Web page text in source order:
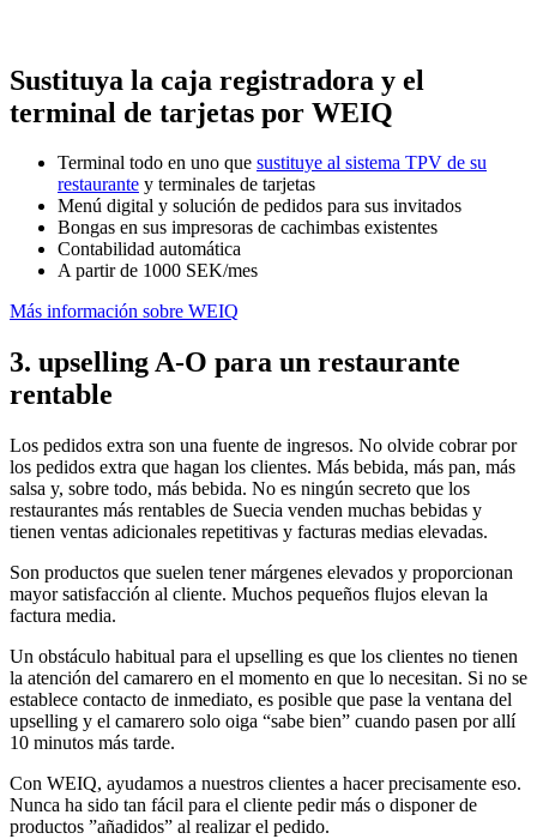
Sustituya la caja registradora y el
terminal de tarjetas por WEIQ
Terminal todo en uno que sustituye al sistema TPV de su
restaurante y terminales de tarjetas
Menú digital y solución de pedidos para sus invitados
Bongas en sus impresoras de cachimbas existentes
Contabilidad automática
A partir de 1000 SEK/mes
Más información sobre WEIQ
3. upselling A-O para un restaurante
rentable
Los pedidos extra son una fuente de ingresos. No olvide cobrar por
los pedidos extra que hagan los clientes. Más bebida, más pan, más
salsa y, sobre todo, más bebida. No es ningún secreto que los
restaurantes más rentables de Suecia venden muchas bebidas y
tienen ventas adicionales repetitivas y facturas medias elevadas.
Son productos que suelen tener márgenes elevados y proporcionan
mayor satisfacción al cliente. Muchos pequeños flujos elevan la
factura media.
Un obstáculo habitual para el upselling es que los clientes no tienen
la atención del camarero en el momento en que lo necesitan. Si no se
establece contacto de inmediato, es posible que pase la ventana del
upselling y el camarero solo oiga “sabe bien” cuando pasen por allí
10 minutos más tarde.
Con WEIQ, ayudamos a nuestros clientes a hacer precisamente eso.
Nunca ha sido tan fácil para el cliente pedir más o disponer de
productos ”añadidos” al realizar el pedido.